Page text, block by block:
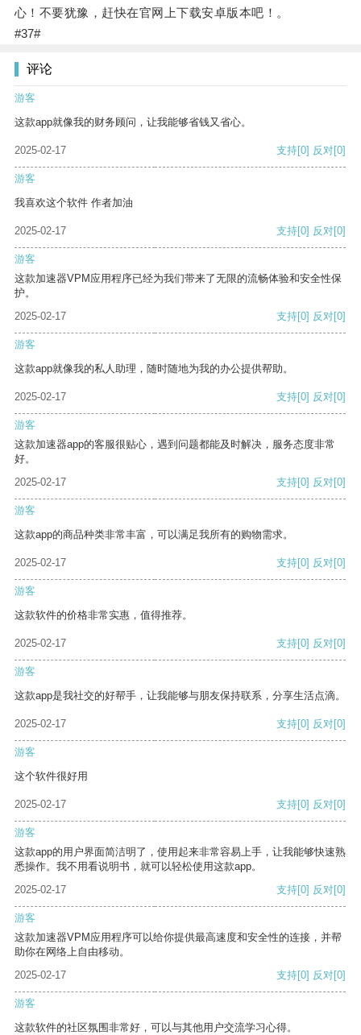
心！不要犹豫，赶快在官网上下载安卓版本吧！。
#37#
评论
游客
这款app就像我的财务顾问，让我能够省钱又省心。
2025-02-17 支持[0] 反对[0]
游客
我喜欢这个软件 作者加油
2025-02-17 支持[0] 反对[0]
游客
这款加速器VPM应用程序已经为我们带来了无限的流畅体验和安全性保
护。
2025-02-17
支持[0] 反对[0]
游客
这款app就像我的私人助理，随时随地为我的办公提供帮助。
2025-02-17 支持[0] 反对[0]
游客
这款加速器app的客服很贴心，遇到问题都能及时解决，服务态度非常
好。
2025-02-17
支持[0] 反对[0]
游客
这款app的商品种类非常丰富，可以满足我所有的购物需求。
2025-02-17 支持[0] 反对[0]
游客
这款软件的价格非常实惠，值得推荐。
2025-02-17 支持[0] 反对[0]
游客
这款app是我社交的好帮手，让我能够与朋友保持联系，分享生活点滴。
2025-02-17 支持[0] 反对[0]
游客
这个软件很好用
2025-02-17 支持[0] 反对[0]
游客
这款app的用户界面简洁明了，使用起来非常容易上手，让我能够快速熟
悉操作。我不用看说明书，就可以轻松使用这款app。
2025-02-17
支持[0] 反对[0]
游客
这款加速器VPM应用程序可以给你提供最高速度和安全性的连接，并帮
助你在网络上自由移动。
2025-02-17
支持[0] 反对[0]
游客
这款软件的社区氛围非常好，可以与其他用户交流学习心得。